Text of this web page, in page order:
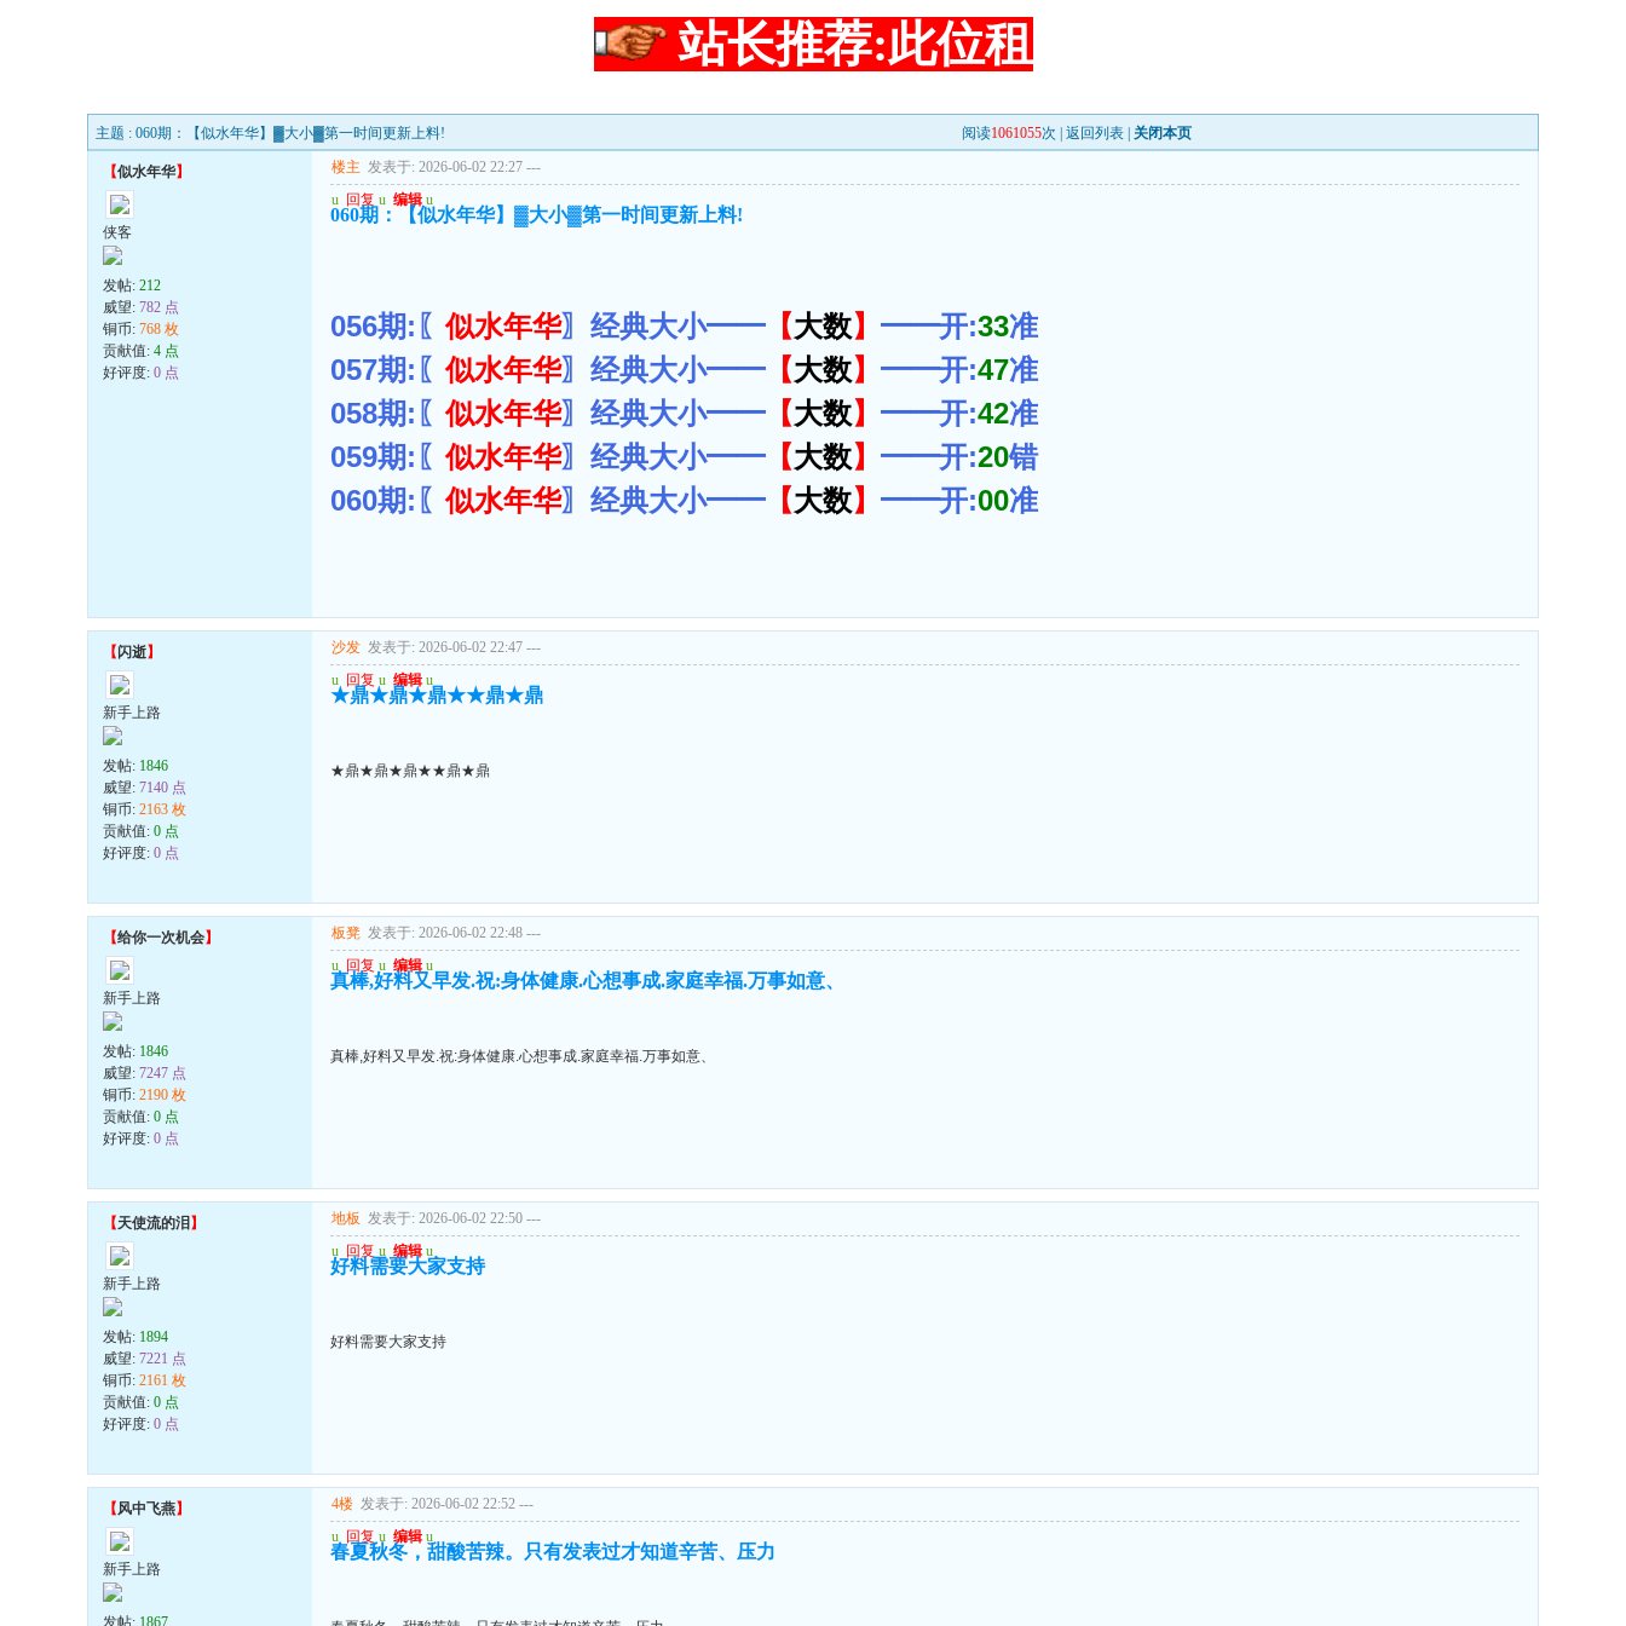
站长推荐:此位租
主题 : 060期：【似水年华】▓大小▓第一时间更新上料! 阅读1061055次 | 返回列表 关闭本页
【似水年华】
侠客
发帖: 212
威望: 782 点
铜币: 768 枚
贡献值: 4 点
好评度: 0 点
楼主 发表于: 2026-06-02 22:27 ---
u 回复 u 编辑 u
060期：【似水年华】▓大小▓第一时间更新上料!
056期:〖似水年华〗经典大小━━【大数】 ━━开:33准
057期:〖似水年华〗经典大小━━【大数】 ━━开:47准
058期:〖似水年华〗经典大小━━【大数】 ━━开:42准
059期:〖似水年华〗经典大小━━【大数】 ━━开:20错
060期:〖似水年华〗经典大小━━【大数】 ━━开:00准
【闪逝】
新手上路
发帖: 1846
威望: 7140 点
铜币: 2163 枚
贡献值: 0 点
好评度: 0 点
沙发 发表于: 2026-06-02 22:47 ---
u 回复 u 编辑 u
★鼎★鼎★鼎★★鼎★鼎
★鼎★鼎★鼎★★鼎★鼎
【给你一次机会】
新手上路
发帖: 1846
威望: 7247 点
铜币: 2190 枚
贡献值: 0 点
好评度: 0 点
板凳 发表于: 2026-06-02 22:48 ---
u 回复 u 编辑 u
真棒,好料又早发.祝:身体健康.心想事成.家庭幸福.万事如意、
真棒,好料又早发.祝:身体健康.心想事成.家庭幸福.万事如意、
【天使流的泪 】
新手上路
发帖: 1894
威望: 7221 点
铜币: 2161 枚
贡献值: 0 点
好评度: 0 点
地板 发表于: 2026-06-02 22:50 ---
u 回复 u 编辑 u
好料需要大家支持
好料需要大家支持
【风中飞燕】
新手上路
发帖: 1867
4楼 发表于: 2026-06-02 22:52 ---
u 回复 u 编辑 u
春夏秋冬，甜酸苦辣。只有发表过才知道辛苦、压力